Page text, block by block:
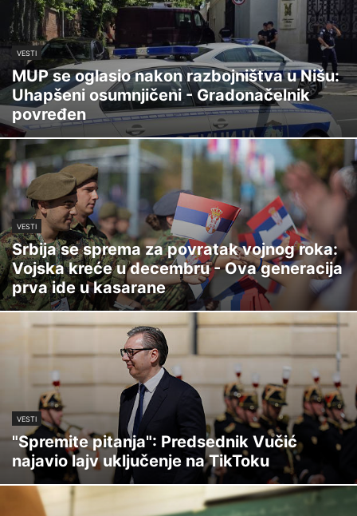
VESTI
MUP se oglasio nakon razbojništva u Nišu:
Uhapšeni osumnjičeni - Gradonačelnik
povređen
VESTI
Srbija se sprema za povratak vojnog roka:
Vojska kreće u decembru - Ova generacija
prva ide u kasarane
VESTI
"Spremite pitanja": Predsednik Vučić
najavio lajv uključenje na TikToku